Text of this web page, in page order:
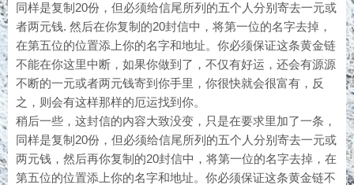
同样是复制20份，但必须给信尾所列的五个人分别寄去一元或
者两元钱. 然后在你复制的20封信中，将第一位的名字去掉，
在第五位的位置添上你的名字和地址。你必须保证这条黄金链
不能在你这里中断，如果你做到了，不仅有好运，还会有源源
不断的一元或者两元钱寄到你手里，你很快就会很富有，反
之，则会有这样那样的厄运找到你。
稍后一些，这封信的内容大致没变，只是在要求里加了一条，
同样是复制20份，但必须给信尾所列的五个人分别寄去一元或
两元钱，然后再你复制的20封信中，将第一位的名字去掉，在
第五位的位置添上你的名字和地址。你必须保证这条黄金链不